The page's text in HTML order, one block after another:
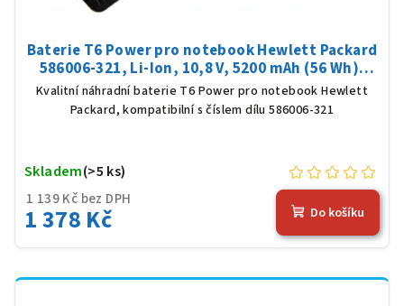
Baterie T6 Power pro notebook Hewlett Packard
586006-321, Li-Ion, 10,8 V, 5200 mAh (56 Wh),
černá
Kvalitní náhradní baterie T6 Power pro notebook Hewlett
Packard, kompatibilní s číslem dílu 586006-321
1 139 Kč bez DPH
1 378 Kč
Skladem(>5 ks)
Do košíku